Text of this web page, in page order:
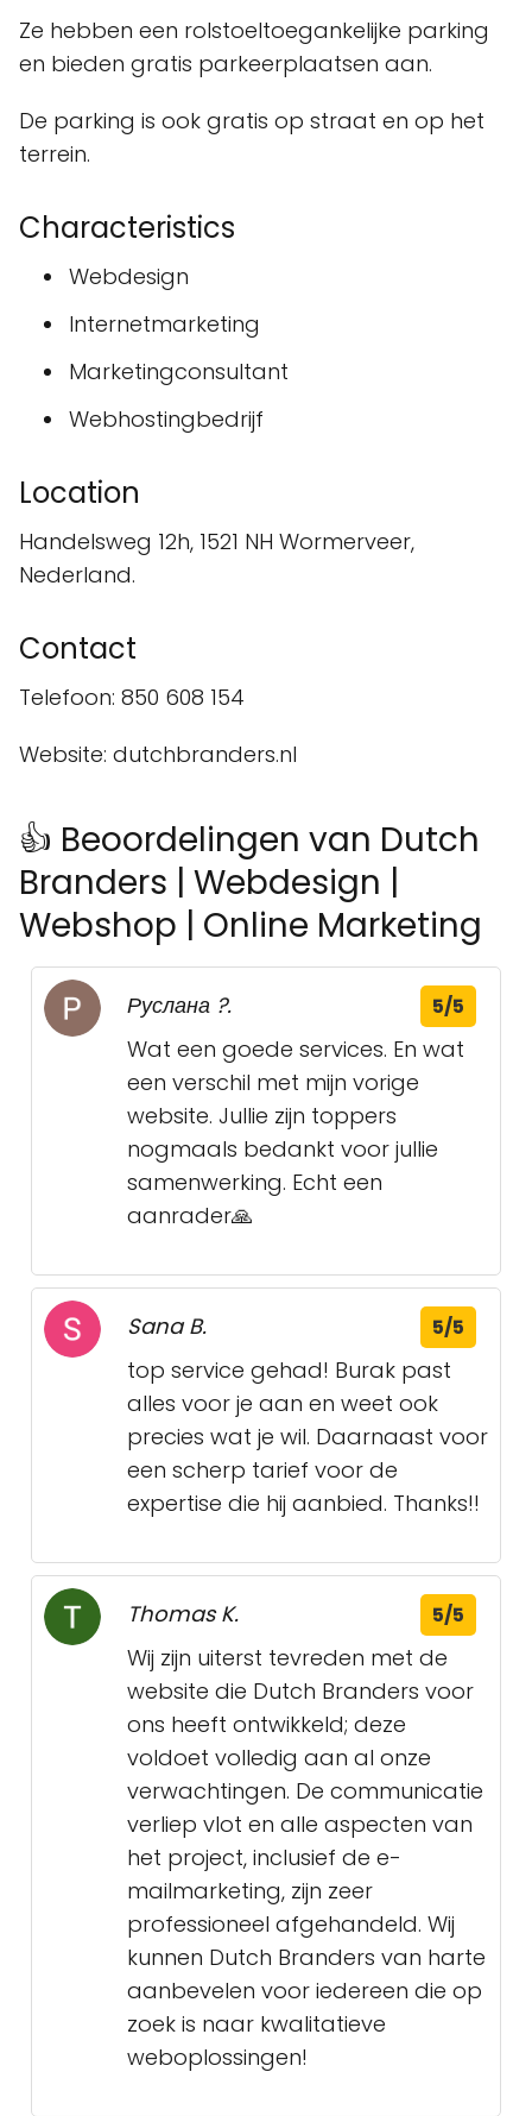
Ze hebben een rolstoeltoegankelijke parking
en bieden gratis parkeerplaatsen aan.
De parking is ook gratis op straat en op het
terrein.
Characteristics
Webdesign
Internetmarketing
Marketingconsultant
Webhostingbedrijf
Location
Handelsweg 12h, 1521 NH Wormerveer,
Nederland.
Contact
Telefoon: 850 608 154
Website: dutchbranders.nl
👍 Beoordelingen van Dutch
Branders | Webdesign |
Webshop | Online Marketing
Руслана ?. 5/5
Wat een goede services. En wat
een verschil met mijn vorige
website. Jullie zijn toppers
nogmaals bedankt voor jullie
samenwerking. Echt een
aanrader🙏
Sana B. 5/5
top service gehad! Burak past
alles voor je aan en weet ook
precies wat je wil. Daarnaast voor
een scherp tarief voor de
expertise die hij aanbied. Thanks!!
Thomas K. 5/5
Wij zijn uiterst tevreden met de
website die Dutch Branders voor
ons heeft ontwikkeld; deze
voldoet volledig aan al onze
verwachtingen. De communicatie
verliep vlot en alle aspecten van
het project, inclusief de e-
mailmarketing, zijn zeer
professioneel afgehandeld. Wij
kunnen Dutch Branders van harte
aanbevelen voor iedereen die op
zoek is naar kwalitatieve
weboplossingen!